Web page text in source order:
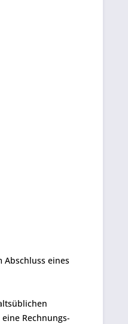
Abschluss eines
Rechnungs-